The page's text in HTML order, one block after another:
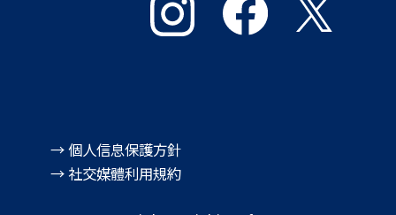
→ 個人信息保護方針
→ 社交媒體利用規約